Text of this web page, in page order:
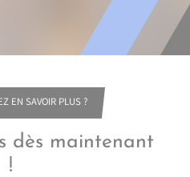
EN SAVOIR PLUS ?
dès maintenant
!